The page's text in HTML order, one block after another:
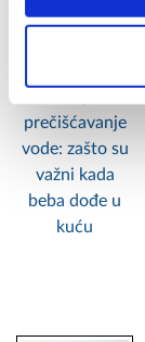
prečišćavanje
vode: zašto su
važni kada
beba dođe u
kuću